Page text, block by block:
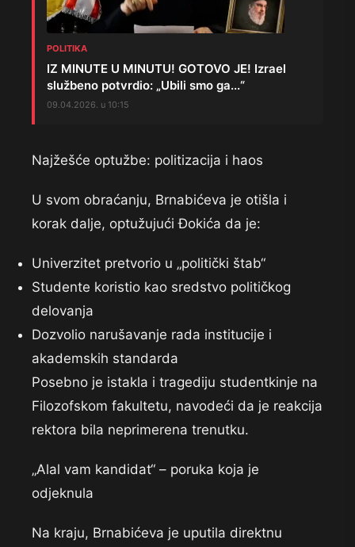
POLITIKA
IZ MINUTE U MINUTU! GOTOVO JE! Izrael
službeno potvrdio: „Ubili smo ga...“
09.04.2026. u 10:15
Najžešće optužbe: politizacija i haos
U svom obraćanju, Brnabićeva je otišla i
korak dalje, optužujući Đokića da je:
Univerzitet pretvorio u „politički štab“
Studente koristio kao sredstvo političkog
delovanja
Dozvolio narušavanje rada institucije i
akademskih standarda
Posebno je istakla i tragediju studentkinje na
Filozofskom fakultetu, navodeći da je reakcija
rektora bila neprimerena trenutku.
„Alal vam kandidat“ – poruka koja je
odjeknula
Na kraju, Brnabićeva je uputila direktnu